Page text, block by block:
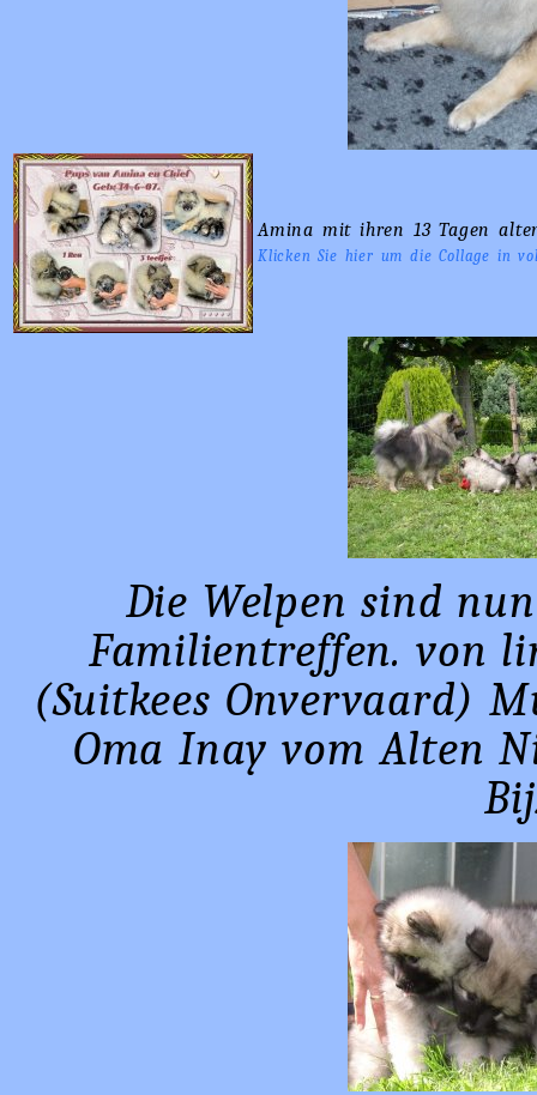
Amina mit ihren 13 Tagen
Klicken Sie hier um die Collage in
Die Welpen sind
Familientreffen. von
(Suitkees Onvervaard)
Oma Inay vom Alten